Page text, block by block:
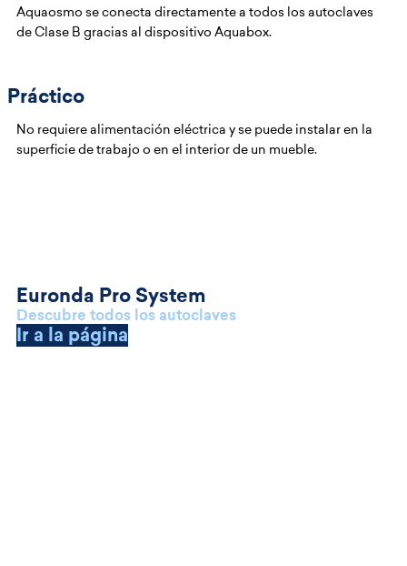
Aquaosmo se conecta directamente a todos los autoclaves
de Clase B gracias al dispositivo Aquabox.
Práctico
No requiere alimentación eléctrica y se puede instalar en la
superficie de trabajo o en el interior de un mueble.
Euronda Pro System
Descubre todos los autoclaves
Ir a la página